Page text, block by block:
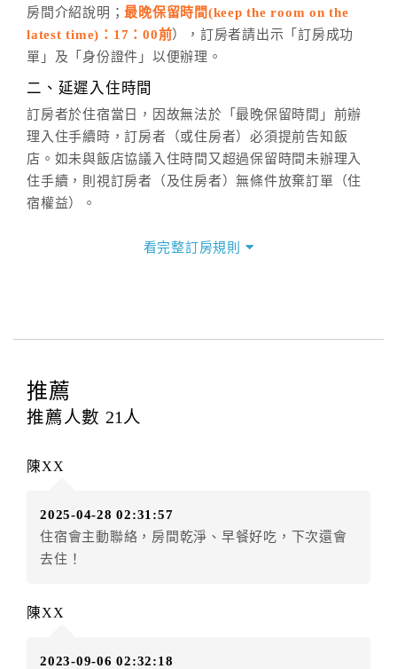
週一至週日，上午9:00～晚上6:00
六、聯絡方式
(07)9682715 。
房間介紹說明；最晚保留時間(keep the room on the
latest time)：17：00前），訂房者請出示「訂房成功
單」及「身份證件」以便辦理。
二、延遲入住時間
訂房者於住宿當日，因故無法於「最晚保留時間」前辦
理入住手續時，訂房者（或住房者）必須提前告知飯
店。如未與飯店協議入住時間又超過保留時間未辦理入
住手續，則視訂房者（及住房者）無條件放棄訂單（住
宿權益）。
訂房者應於
提出申辦不得異動訂單。
每筆訂單異動限定
訂單異動後，訂單費用總計大於原訂單費用總計時，訂
訂單異動後，訂單費用總計小於原訂單費用總計時，訂
房者不得要求退其差額。（限原訂飯店）
額3個月
．訂房者使用「保留住宿金額」時，請注意！為避免飯
看完整訂房規則
推薦
推薦人數 21 人
陳XX
2025-04-28 02:31:57
住宿會主動聯絡，房間乾淨、早餐好吃，下次還會
去住！
陳XX
2023-09-06 02:32:18